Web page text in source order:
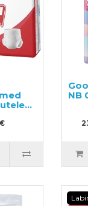
NB